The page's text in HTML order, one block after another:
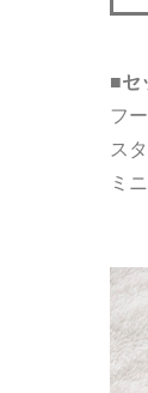
■セ
フ
ス
ミ